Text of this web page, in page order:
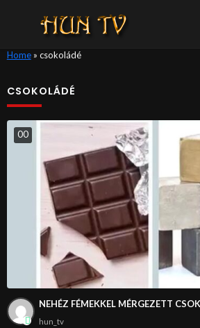
Home» csokoládé
CSOKOLÁDÉ
00
NEHÉZ FÉMEKKEL MÉRGEZETT
hun_tv